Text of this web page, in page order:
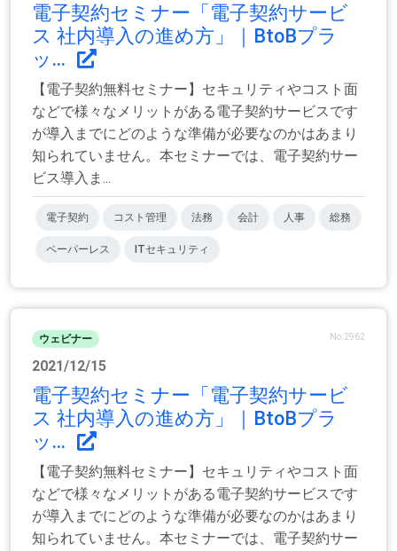
電子契約セミナー「電子契約サービ
ス 社内導入の進め方」｜BtoBプラ
ッ...
【電子契約無料セミナー】セキュリティやコスト面
などで様々なメリットがある電子契約サービスです
が導入までにどのような準備が必要なのかはあまり
知られていません。本セミナーでは、電子契約サー
ビス導入ま...
電子契約 コスト管理 法務 会計 人事 総務
ペーパーレス ITセキュリティ
ウェビナー No.2962
2021/12/15
電子契約セミナー「電子契約サービ
ス 社内導入の進め方」｜BtoBプラ
ッ...
【電子契約無料セミナー】セキュリティやコスト面
などで様々なメリットがある電子契約サービスです
が導入までにどのような準備が必要なのかはあまり
知られていません。本セミナーでは、電子契約サー